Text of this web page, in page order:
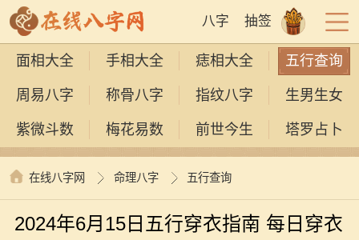
八字 抽签
面相大全 手相大全 痣相大全 五行查询
周易八字 称骨八字 指纹八字 生男生女
紫微斗数 梅花易数 前世今生 塔罗占卜
在线八字网 命理八字 五行查询
2024年6月15日五行穿衣指南 每日穿衣